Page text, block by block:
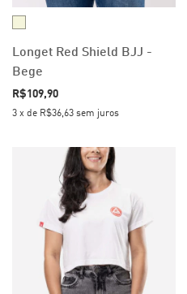
Longet Red Shield BJJ -
Bege
R$109,90
3 x de R$36,63 sem juros